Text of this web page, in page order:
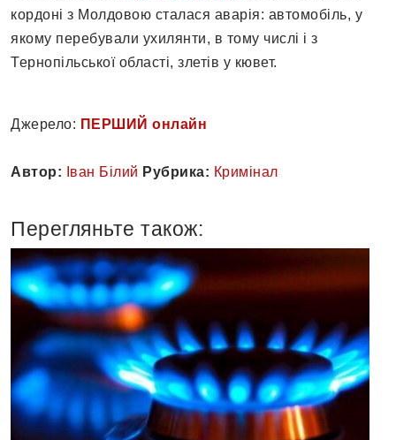
кордоні з Молдовою сталася аварія: автомобіль, у
якому перебували ухилянти, в тому числі і з
Тернопільської області, злетів у кювет.
Джерело: ПЕРШИЙ онлайн
Автор: Іван Білий Рубрика: Кримінал
Перегляньте також: